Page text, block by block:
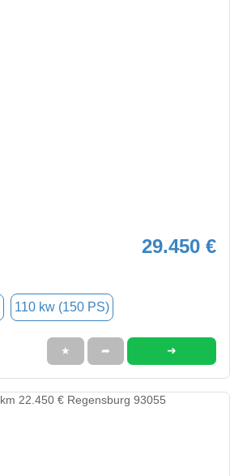
29.450 €
110 kw (150 PS)
★ ➦ ➜